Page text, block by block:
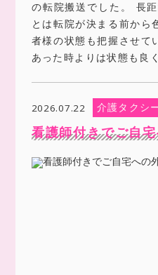
の転院搬送でした。 長
とは転院が決まる前から
者様の状態も把握させて
あった時よりは状態も良
2026.07.22 介護タクシ
看護師付きでご自